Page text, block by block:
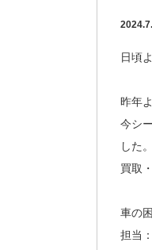
日頃
昨年
今シ
した。
買取
車の
担当